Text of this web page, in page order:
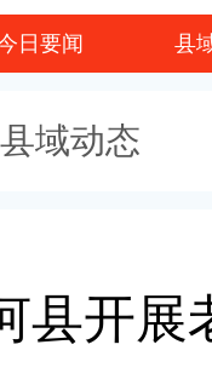
日要闻 县
域动态
县开展